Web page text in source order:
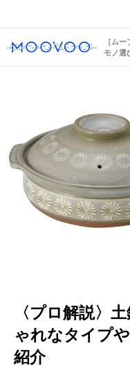
［ムー
モノ選
〈プロ解説〉
ゃれなタイプ
紹介